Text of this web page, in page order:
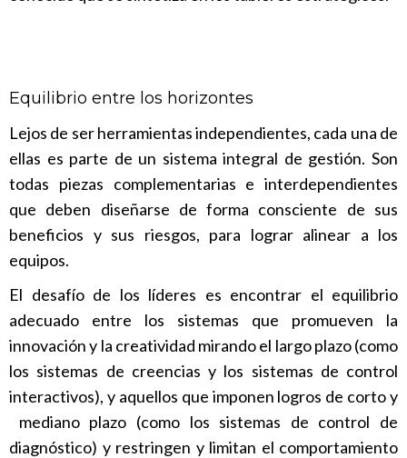
Equilibrio entre los horizontes
Lejos de ser herramientas independientes, cada una de
ellas es parte de un sistema integral de gestión. Son
todas piezas complementarias e interdependientes
que deben diseñarse de forma consciente de sus
beneficios y sus riesgos, para lograr alinear a los
equipos.
El desafío de los líderes es encontrar el equilibrio
adecuado entre los sistemas que promueven la
innovación y la creatividad mirando el largo plazo (como
los sistemas de creencias y los sistemas de control
interactivos), y aquellos que imponen logros de corto y
mediano plazo (como los sistemas de control de
diagnóstico) y restringen y limitan el comportamiento